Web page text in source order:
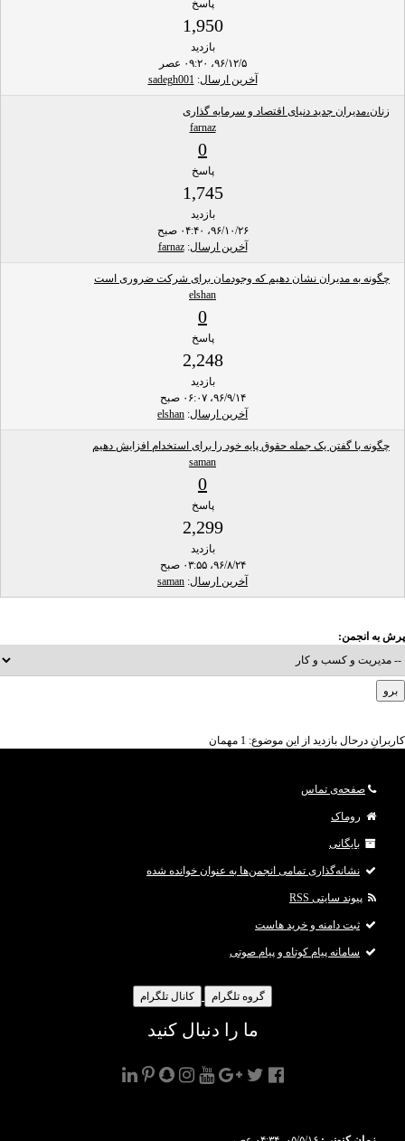
پاسخ
1,950
بازدید
۹۶/۱۲/۵، ۰۹:۲۰ عصر
آخرین ارسال:
sadegh001
زنان،مدیران جدید دنیای اقتصاد و سرمایه گذاری
farnaz
0
پاسخ
1,745
بازدید
۹۶/۱۰/۲۶، ۰۴:۴۰ صبح
آخرین ارسال:
farnaz
چگونه به مدیران نشان دهیم که وجودمان برای شرکت ضروری است
elshan
0
پاسخ
2,248
بازدید
۹۶/۹/۱۴، ۰۶:۰۷ صبح
آخرین ارسال:
elshan
چگونه با گفتن یک جمله حقوق پایه خود را برای استخدام افزایش دهیم
saman
0
پاسخ
2,299
بازدید
۹۶/۸/۲۴، ۰۳:۵۵ صبح
آخرین ارسال:
saman
پرش به انجمن:
کاربرانِ درحال بازدید از این موضوع: 1 مهمان
صفحه‌ی تماس
روماک
بایگانی
نشانه‌گذاری تمامی انجمن‌ها به عنوان خوانده شده
پیوند سایتی RSS
ثبت دامنه و خرید هاست
سامانه پیام کوتاه و پیام صوتی
گروه تلگرام کانال تلگرام
ما را دنبال کنید